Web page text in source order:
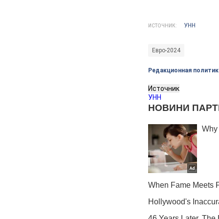
ИСТОЧНИК: УНН
Евро-2024
Редакционная
Источник
УНН